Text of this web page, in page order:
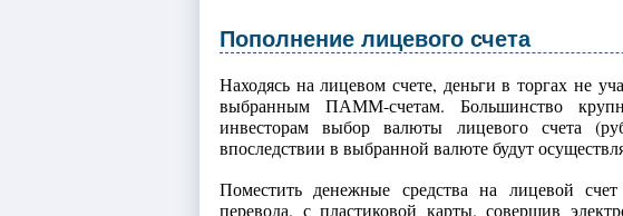
Пополнение лицевого счета
Находясь на лицевом счете, деньги в торгах не
выбранным ПАММ-счетам. Большинство
инвесторам выбор валюты лицевого счета
впоследствии в выбранной валюте будут
Поместить денежные средства на лицевой
перевода, с пластиковой карты, совершив